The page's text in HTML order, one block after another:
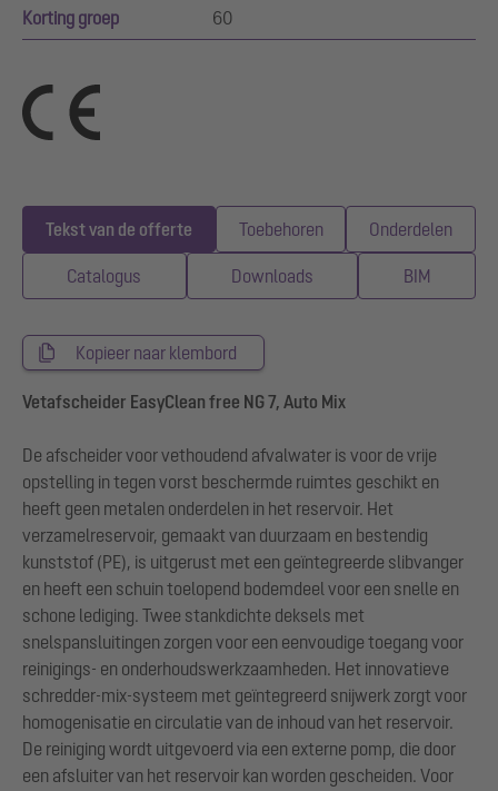
Korting groep 60
Tekst van de offerte Toebehoren Onderdelen
Catalogus Downloads BIM
Kopieer naar klembord
Vetafscheider EasyClean free NG 7, Auto Mix
De afscheider voor vethoudend afvalwater is voor de vrije
opstelling in tegen vorst beschermde ruimtes geschikt en
heeft geen metalen onderdelen in het reservoir. Het
verzamelreservoir, gemaakt van duurzaam en bestendig
kunststof (PE), is uitgerust met een geïntegreerde slibvanger
en heeft een schuin toelopend bodemdeel voor een snelle en
schone lediging. Twee stankdichte deksels met
snelspansluitingen zorgen voor een eenvoudige toegang voor
reinigings- en onderhoudswerkzaamheden. Het innovatieve
schredder-mix-systeem met geïntegreerd snijwerk zorgt voor
homogenisatie en circulatie van de inhoud van het reservoir.
De reiniging wordt uitgevoerd via een externe pomp, die door
een afsluiter van het reservoir kan worden gescheiden. Voor